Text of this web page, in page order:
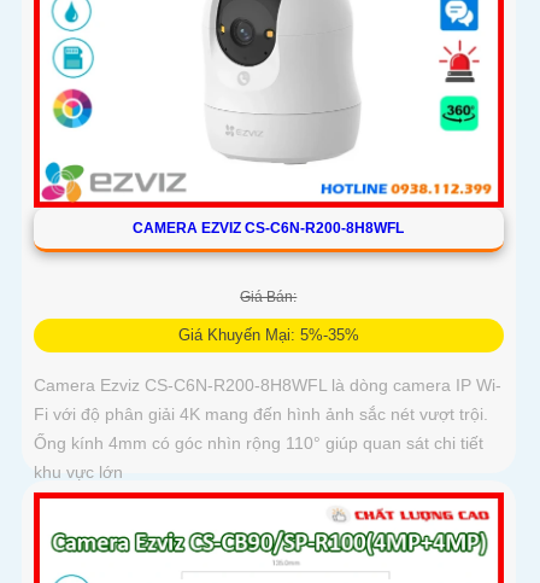
CAMERA EZVIZ CS-C6N-R200-8H8WFL
Giá Bán:
Giá Khuyến Mại: 5%-35%
Camera Ezviz CS-C6N-R200-8H8WFL là dòng camera IP Wi-
Fi với độ phân giải 4K mang đến hình ảnh sắc nét vượt trội.
Ống kính 4mm có góc nhìn rộng 110° giúp quan sát chi tiết
khu vực lớn